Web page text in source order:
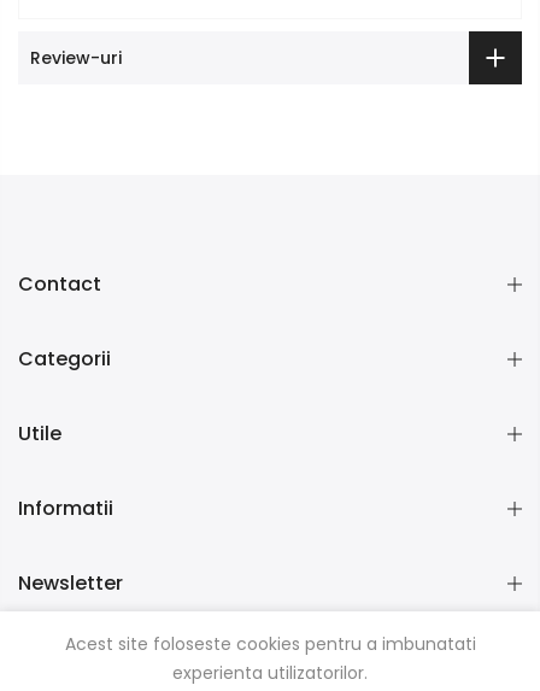
Review-uri
Contact
Categorii
Utile
Informatii
Newsletter
Acest site foloseste cookies pentru a imbunatati
experienta utilizatorilor.